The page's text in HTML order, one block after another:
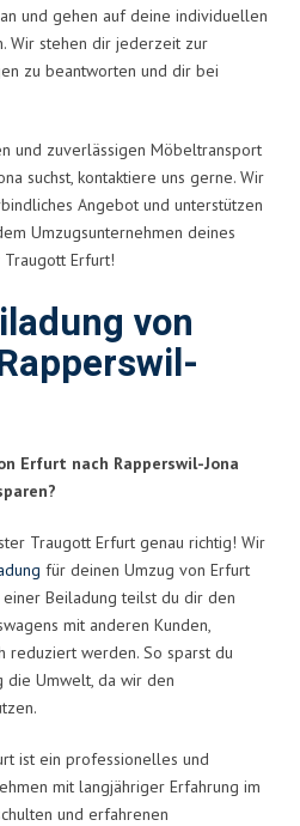
und gehen auf deine individuellen
Wir stehen dir jederzeit zur
zu beantworten und dir bei
und zuverlässigen Möbeltransport
suchst, kontaktiere uns gerne. Wir
Angebot und unterstützen
Umzugsunternehmen deines
Erfurt!
von
Erfurt nach Rapperswil-Jona
Traugott Erfurt genau richtig! Wir
für deinen Umzug von Erfurt
einer Beiladung teilst du dir den
mit anderen Kunden,
reduziert werden. So sparst du
die Umwelt, da wir den
ist ein professionelles und
mit langjähriger Erfahrung im
und erfahrenen